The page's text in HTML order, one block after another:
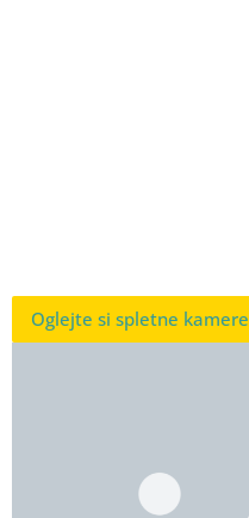
Oglejte si spletne kamere